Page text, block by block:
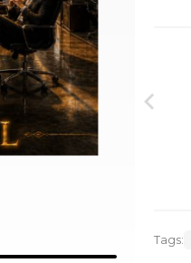
Tags: